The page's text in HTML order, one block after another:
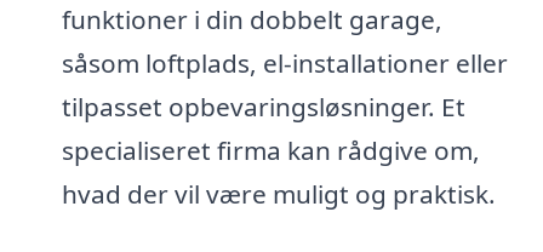
funktioner i din dobbelt garage,
såsom loftplads, el-installationer eller
tilpasset opbevaringsløsninger. Et
specialiseret firma kan rådgive om,
hvad der vil være muligt og praktisk.